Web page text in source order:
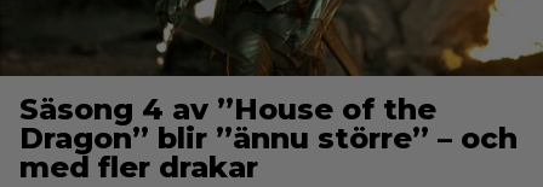
Säsong 4 av ”House of the
Dragon” blir ”ännu större” – och
med fler drakar